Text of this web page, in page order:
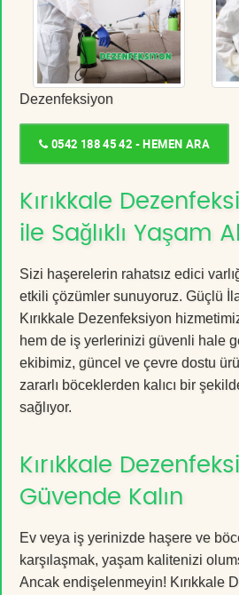
Dezenfeksiyon
0542 188 45 42 - HEMEN ARA
Kırıkkale
ile Sağlıklı Yaşam
Sizi haşerelerin rahatsız edici
etkili çözümler sunuyoruz. Güçlü
Kırıkkale Dezenfeksiyon
hem de iş yerlerinizi güvenli hale
ekibimiz, güncel ve çevre dostu
zararlı böceklerden kalıcı bir
sağlıyor.
Kırıkkale
Güvende Kalın
Ev veya iş yerinizde haşere ve
karşılaşmak, yaşam kalitenizi
Ancak endişelenmeyin! Kırıkkale